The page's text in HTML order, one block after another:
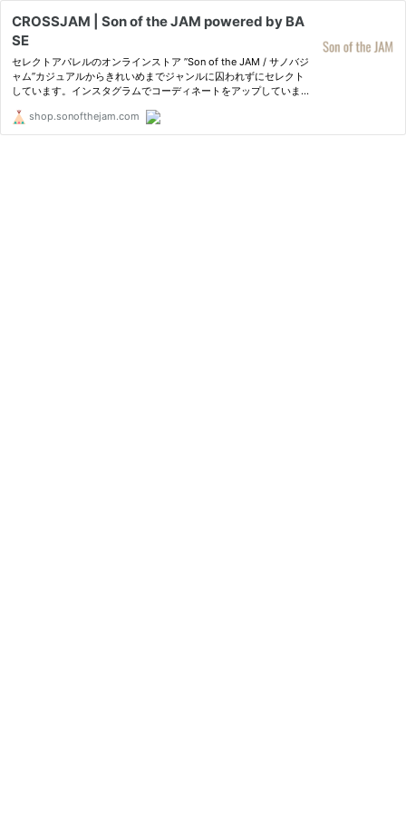
CROSSJAM | Son of the JAM powered by BA
SE
セレクトアパレルのオンラインストア ”Son of the JAM / サノバジ
ャム”カジュアルからきれいめまでジャンルに囚われずにセレクト
しています。インスタグラムでコーディネートをアップしていま
shop.sonofthejam.com